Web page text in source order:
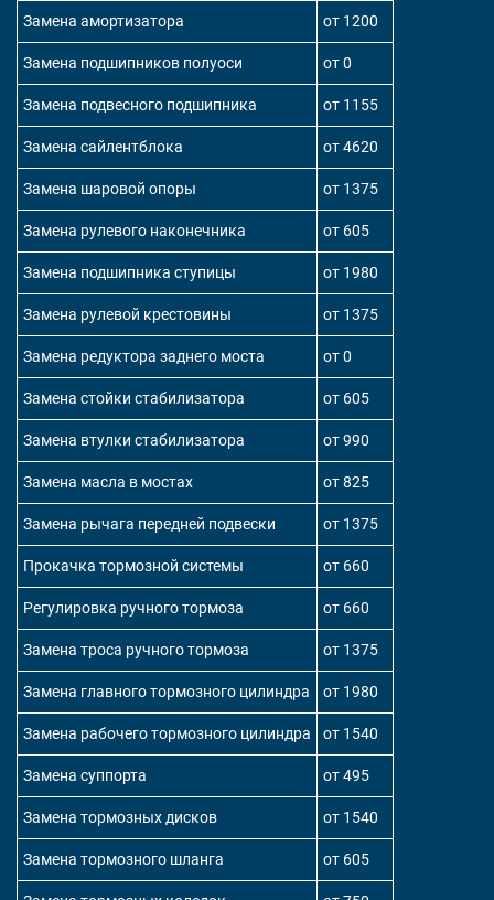
Замена амортизатора от 1200
Замена подшипников полуоси от 0
Замена подвесного подшипника от 1155
Замена сайлентблока от 4620
Замена шаровой опоры от 1375
Замена рулевого наконечника от 605
Замена подшипника ступицы от 1980
Замена рулевой крестовины от 1375
Замена редуктора заднего моста от 0
Замена стойки стабилизатора от 605
Замена втулки стабилизатора от 990
Замена масла в мостах от 825
Замена рычага передней подвески от 1375
Прокачка тормозной системы от 660
Регулировка ручного тормоза от 660
Замена троса ручного тормоза от 1375
Замена главного тормозного цилиндра от 1980
Замена рабочего тормозного цилиндра от 1540
Замена суппорта от 495
Замена тормозных дисков от 1540
Замена тормозного шланга от 605